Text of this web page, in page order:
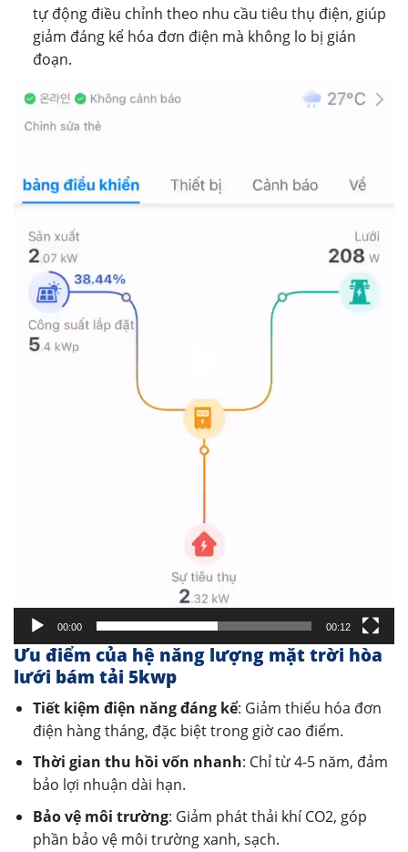
tự động điều chỉnh theo nhu cầu tiêu thụ điện, giúp
giảm đáng kể hóa đơn điện mà không lo bị gián
đoạn.
Trình
Video
00:00 00:12
Ưu điểm của hệ năng lượng mặt trời hòa
lưới bám tải 5kwp
Tiết kiệm điện năng đáng kể: Giảm thiểu hóa đơn
điện hàng tháng, đặc biệt trong giờ cao điểm.
Thời gian thu hồi vốn nhanh: Chỉ từ 4-5 năm, đảm
bảo lợi nhuận dài hạn.
Bảo vệ môi trường: Giảm phát thải khí CO2, góp
phần bảo vệ môi trường xanh, sạch.